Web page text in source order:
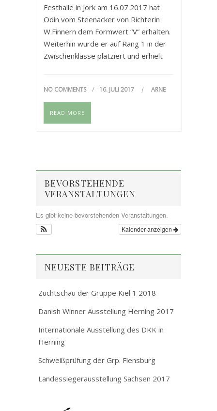
Festhalle in Jork am 16.07.2017 hat
Odin vom Steenacker von Richterin
W.Finnern dem Formwert “V” erhalten.
Weiterhin wurde er auf Rang 1 in der
Zwischenklasse platziert und erhielt
NO COMMENTS 16. JULI 2017 ARNE
READ MORE
BEVORSTEHENDE
VERANSTALTUNGEN
Es gibt keine bevorstehenden Veranstaltungen.
Kalender anzeigen
NEUESTE BEITRÄGE
Zuchtschau der Gruppe Kiel 1 2018
Danish Winner Ausstellung Herning 2017
Internationale Ausstellung des DKK in
Herning
Schweißprüfung der Grp. Flensburg
Landessiegerausstellung Sachsen 2017